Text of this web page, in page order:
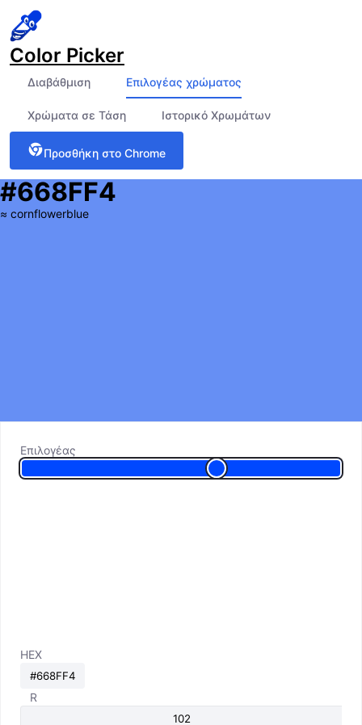
Color Picker
Διαβάθμιση Επιλογέας χρώματος
Χρώματα σε Τάση Ιστορικό Χρωμάτων
Προσθήκη στο Chrome
#668FF4
≈ cornflowerblue
Επιλογέας
HEX
R